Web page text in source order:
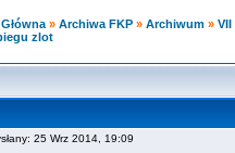
» Archiwa FKP » Archiwum » VII
zlot
25 Wrz 2014, 19:09